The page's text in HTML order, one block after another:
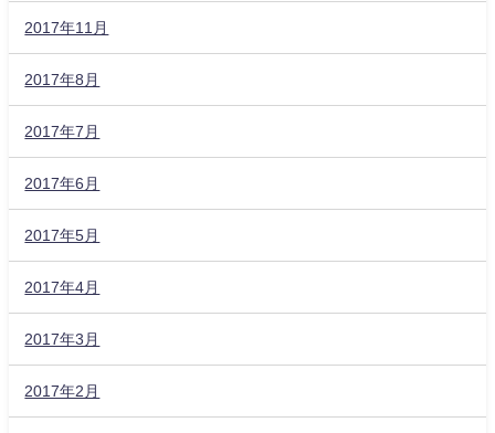
2017年11月
2017年8月
2017年7月
2017年6月
2017年5月
2017年4月
2017年3月
2017年2月